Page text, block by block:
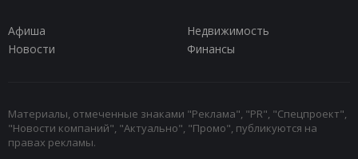
Афиша
Недвижимость
Новости
Финансы
Материалы, отмеченные знаками "Реклама", "PR", "Спецпроект",
"Новости компаний", "Актуально", "Промо", публикуются на
правах рекламы.